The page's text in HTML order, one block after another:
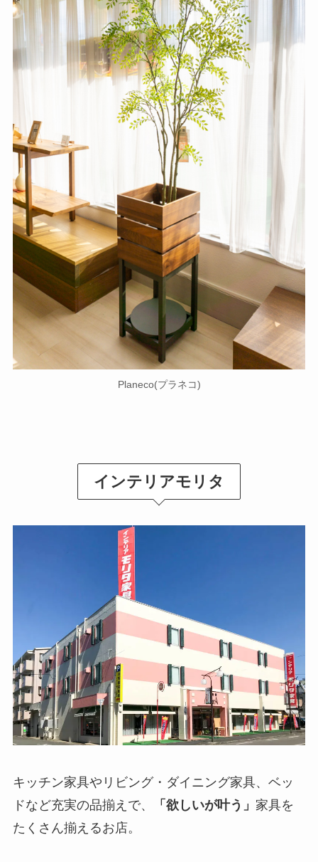
Planeco(プラネコ)
インテリアモリタ
キッチン家具やリビング・ダイニング家具、ベッ
ドなど充実の品揃えで、
「欲しいが叶う」 家具を
たくさん揃えるお店。